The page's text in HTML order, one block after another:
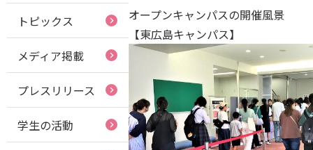
保護者の方
採用担当の方
オープンキャンパスの開催風景
【東広島キャンパス】
トピックス
メディア掲載
プレスリリース
学生の活動